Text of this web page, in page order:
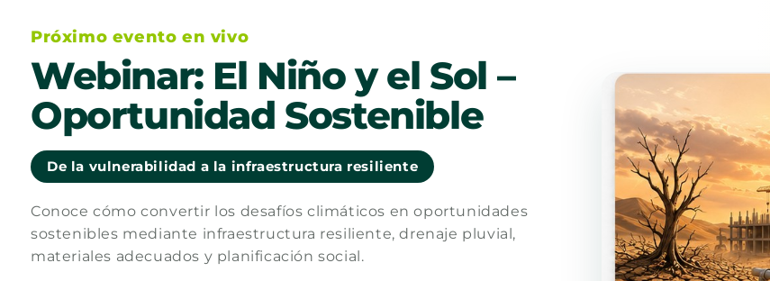
Próximo evento en vivo
Webinar: El Niño y el Sol –
Oportunidad Sostenible
De la vulnerabilidad a la infraestructura resiliente
Conoce cómo convertir los desafíos climáticos en oportunidades
sostenibles mediante infraestructura resiliente, drenaje pluvial,
materiales adecuados y planificación social.